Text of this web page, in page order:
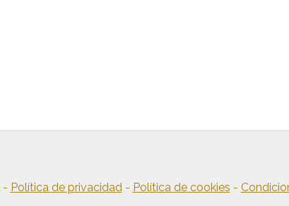
- Política de privacidad - Política de cookies -